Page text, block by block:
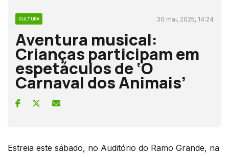
CULTURA 30 mai, 2025, 14:24
Aventura musical:
Crianças participam em
espetáculos de ‘O
Carnaval dos Animais’
Estreia este sábado, no Auditório do Ramo Grande, na